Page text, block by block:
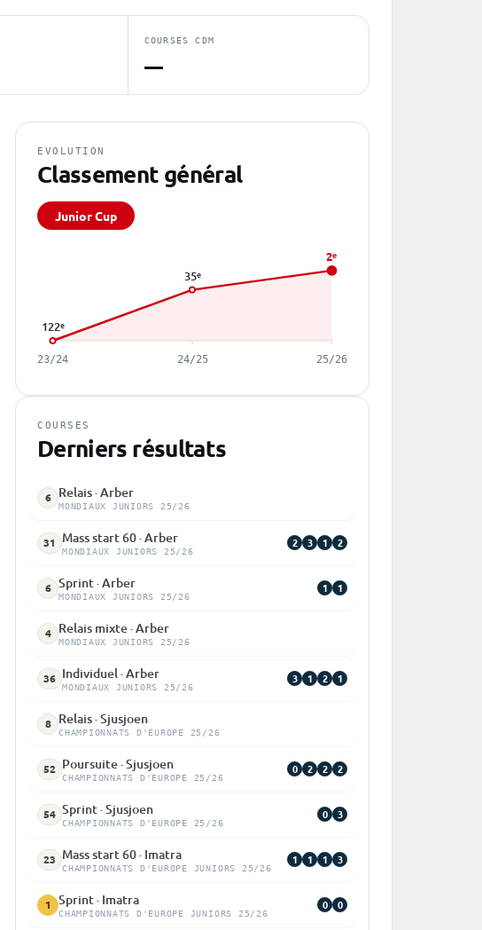
COURSES CDM
—
EVOLUTION
Classement général
Junior Cup
122e
23/24
35e
24/25
2e
25/26
COURSES
Derniers résultats
6 Relais · Arber
MONDIAUX JUNIORS 25/26
31 Mass start 60 · Arber
MONDIAUX JUNIORS 25/26
2 3 1 2
6 Sprint · Arber
MONDIAUX JUNIORS 25/26
1 1
4 Relais mixte · Arber
MONDIAUX JUNIORS 25/26
36 Individuel · Arber
MONDIAUX JUNIORS 25/26
3 1 2 1
8 Relais · Sjusjoen
CHAMPIONNATS D'EUROPE 25/26
52 Poursuite · Sjusjoen
CHAMPIONNATS D'EUROPE 25/26
0 2 2 2
54 Sprint · Sjusjoen
CHAMPIONNATS D'EUROPE 25/26
0 3
23 Mass start 60 · Imatra
CHAMPIONNATS D'EUROPE JUNIORS 25/26
1 1 1 3
1 Sprint · Imatra
CHAMPIONNATS D'EUROPE JUNIORS 25/26
0 0